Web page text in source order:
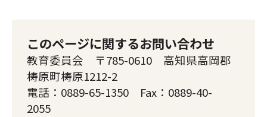
このページに関するお問い合わせ
教育委員会 〒785-0610 高知県高岡郡
梼原町梼原1212-2
電話：0889-65-1350 Fax：0889-40-
2055